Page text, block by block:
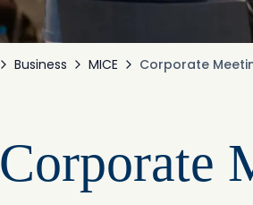
Business MICE Corporate
Corporate